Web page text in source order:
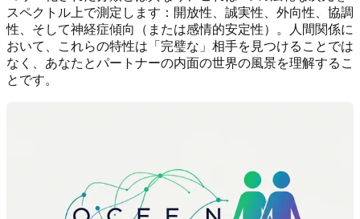
スペクトル上で測定します：開放性、誠実性、外向性、協調
性、そして神経症傾向（または感情的安定性）。人間関係に
おいて、これらの特性は「完璧な」相手を見つけることでは
なく、あなたとパートナーの内面の世界の風景を理解するこ
とです。